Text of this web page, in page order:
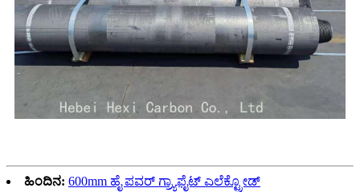
ಹಿಂದಿನ: 600mm ಹೈ ಪವರ್ ಗ್ರ್ಯಾಫೈಟ್ ಎಲೆಕ್ಟ್ರೋಡ್